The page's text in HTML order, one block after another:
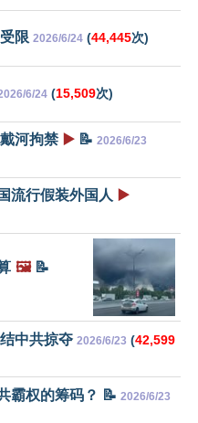
限 2026/6/24 (44,445次)
6/24 (15,509次)
河拘禁 ▶️ 📝 2026/6/23
流行假装外国人 ▶️
🖼️📝
中共掠夺 2026/6/23 (42,599
霸权的筹码？ 📝 2026/6/23